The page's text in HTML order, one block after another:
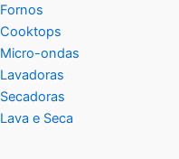
Fornos
Cooktops
Micro-ondas
Lavadoras
Secadoras
Lava e Seca